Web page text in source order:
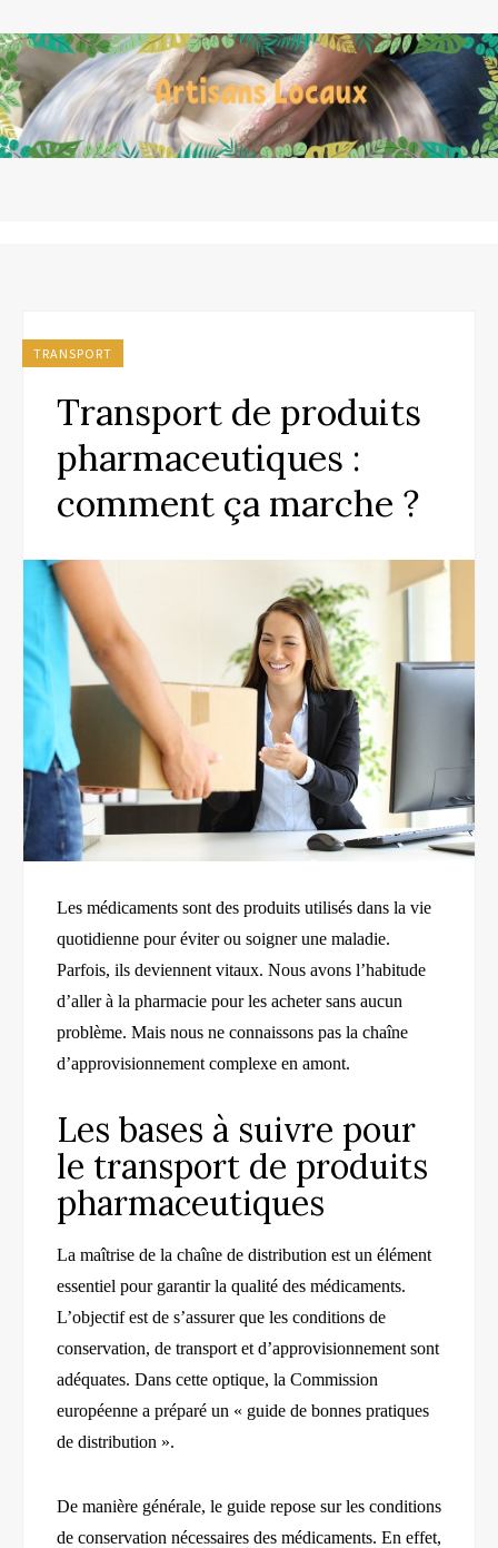
TRANSPORT
Transport de produits
pharmaceutiques :
comment ça marche ?
Les médicaments sont des produits utilisés dans la vie
quotidienne pour éviter ou soigner une maladie.
Parfois, ils deviennent vitaux. Nous avons l’habitude
d’aller à la pharmacie pour les acheter sans aucun
problème. Mais nous ne connaissons pas la chaîne
d’approvisionnement complexe en amont.
Les bases à suivre pour
le transport de produits
pharmaceutiques
La maîtrise de la chaîne de distribution est un élément
essentiel pour garantir la qualité des médicaments.
L’objectif est de s’assurer que les conditions de
conservation, de transport et d’approvisionnement sont
adéquates. Dans cette optique, la Commission
européenne a préparé un « guide de bonnes pratiques
de distribution ».
De manière générale, le guide repose sur les conditions
de conservation nécessaires des médicaments. En effet,